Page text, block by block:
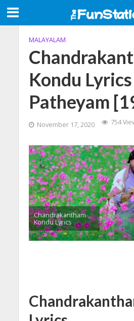
MALAYALAM
Kondu
Patheyam
November 17, 2020 754
Chandrakantham
Kondu Lyrics